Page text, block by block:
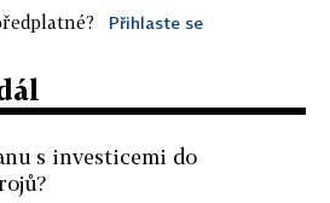
Přihlaste se
s investicemi do